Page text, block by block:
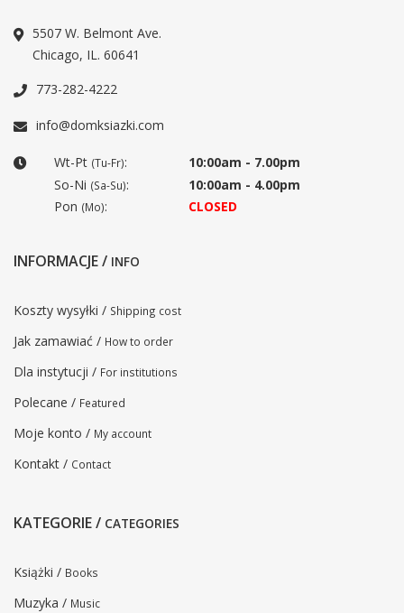
5507 W. Belmont Ave.
Chicago, IL. 60641
773-282-4222
info@domksiazki.com
Wt-Pt (Tu-Fr):
10:00am - 7.00pm
So-Ni (Sa-Su):
10:00am - 4.00pm
Pon (Mo): CLOSED
INFORMACJE / INFO
Koszty wysyłki / Shipping cost
Jak zamawiać / How to order
Dla instytucji / For institutions
Polecane / Featured
Moje konto / My account
Kontakt / Contact
KATEGORIE / CATEGORIES
Książki / Books
Muzyka / Music